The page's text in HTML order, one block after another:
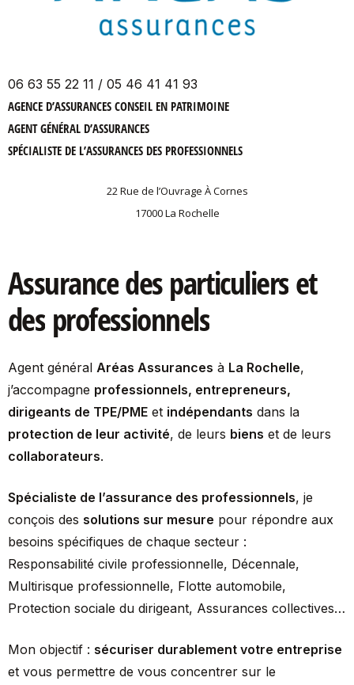
06 63 55 22 11 / 05 46 41 41 93
AGENCE D’ASSURANCES CONSEIL EN PATRIMOINE
AGENT GÉNÉRAL D’ASSURANCES
SPÉCIALISTE DE L’ASSURANCES DES PROFESSIONNELS
22 Rue de l’Ouvrage À Cornes
17000 La Rochelle
Assurancedesparticulierset
des professionnels
Agent général Aréas Assurances à La Rochelle,
j’accompagne professionnels, entrepreneurs,
dirigeants de TPE/PME et indépendants dans la
protection de leur activité, de leurs biens et de leurs
collaborateurs.
Spécialiste de l’assurance des professionnels, je
conçois des solutions sur mesure pour répondre aux
besoins spécifiques de chaque secteur :
Responsabilité civile professionnelle, Décennale,
Multirisque professionnelle, Flotte automobile,
Protection sociale du dirigeant, Assurances collectives…
Mon objectif : sécuriser durablement votre entreprise
et vous permettre de vous concentrer sur le